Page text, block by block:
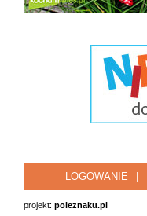
LOGOWANIE
projekt: poleznaku.pl